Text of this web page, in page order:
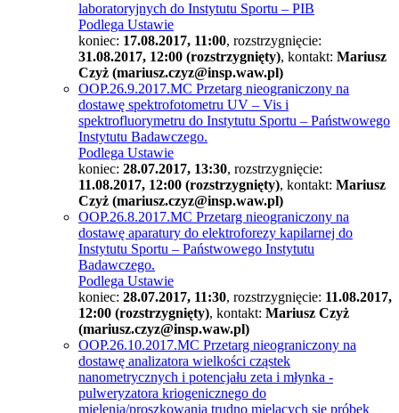
laboratoryjnych do Instytutu Sportu – PIB
Podlega Ustawie
koniec: 17.08.2017, 11:00, rozstrzygnięcie:
31.08.2017, 12:00 (rozstrzygnięty), kontakt: Mariusz
Czyż (mariusz.czyz@insp.waw.pl)
OOP.26.9.2017.MC Przetarg nieograniczony na
dostawę spektrofotometru UV – Vis i
spektrofluorymetru do Instytutu Sportu – Państwowego
Instytutu Badawczego.
Podlega Ustawie
koniec: 28.07.2017, 13:30, rozstrzygnięcie:
11.08.2017, 12:00 (rozstrzygnięty), kontakt: Mariusz
Czyż (mariusz.czyz@insp.waw.pl)
OOP.26.8.2017.MC Przetarg nieograniczony na
dostawę aparatury do elektroforezy kapilarnej do
Instytutu Sportu – Państwowego Instytutu
Badawczego.
Podlega Ustawie
koniec: 28.07.2017, 11:30, rozstrzygnięcie: 11.08.2017,
12:00 (rozstrzygnięty), kontakt: Mariusz Czyż
(mariusz.czyz@insp.waw.pl)
OOP.26.10.2017.MC Przetarg nieograniczony na
dostawę analizatora wielkości cząstek
nanometrycznych i potencjału zeta i młynka -
pulweryzatora kriogenicznego do
mielenia/proszkowania trudno mielących się próbek